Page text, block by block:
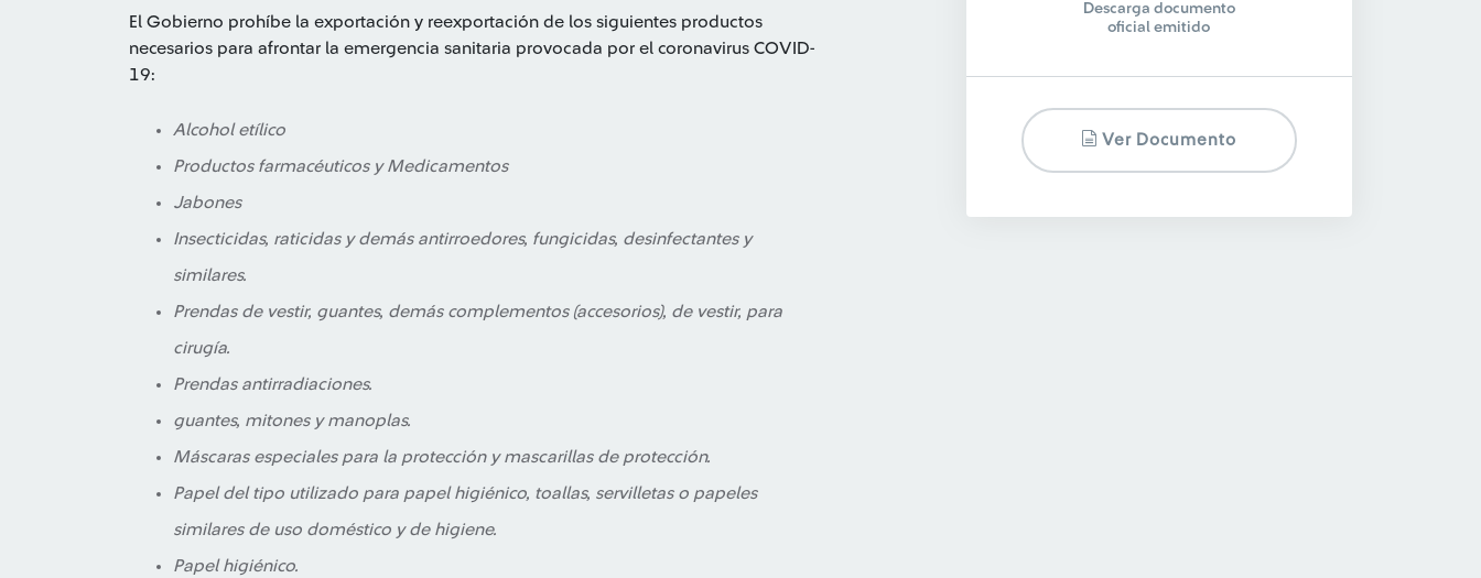
El Gobierno prohíbe la exportación y reexportación de los siguientes productos
necesarios para afrontar la emergencia sanitaria provocada por el coronavirus COVID-
19:
Alcohol etílico
Productos farmacéuticos y Medicamentos
Jabones
Insecticidas, raticidas y demás antirroedores, fungicidas, desinfectantes y
similares.
Prendas de vestir, guantes, demás complementos (accesorios), de vestir, para
cirugía.
Prendas antirradiaciones.
guantes, mitones y manoplas.
Máscaras especiales para la protección y mascarillas de protección.
Papel del tipo utilizado para papel higiénico, toallas, servilletas o papeles
similares de uso doméstico y de higiene.
Papel higiénico.
Descarga documento
oficial emitido
Ver Documento